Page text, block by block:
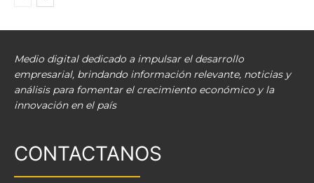
Medio digital dedicado a impulsar el desarrollo
empresarial, brindando información relevante, noticias y
análisis para fomentar el crecimiento económico y la
innovación en el país
CONTACTANOS